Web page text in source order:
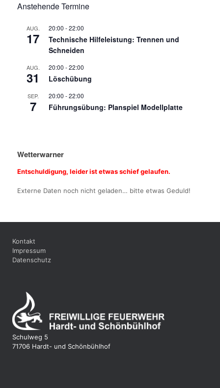
Anstehende Termine
AUG.
17
20:00 -22:00
Technische Hilfeleistung: Trennen und
Schneiden
AUG.
31
20:00 -22:00
Löschübung
SEP.
7
20:00 -22:00
Führungsübung: Planspiel Modellplatte
Wetterwarner
Entschuldigung, leider ist etwas schief gelaufen.
Externe Daten noch nicht geladen… bitte etwas Geduld!
Kontakt
Impressum
Datenschutz
Schulweg 5
71706 Hardt- und Schönbühlhof